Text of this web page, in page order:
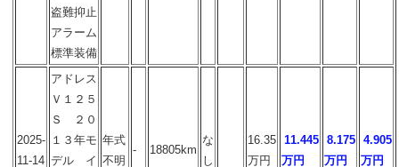
盗難抑止
アラーム
標準装備
2025-
11-14
アドレス
Ｖ１２５
Ｓ ２０
１３年モ
デル イ
年式
不明
- 18805km
な
し
16.35
万円
11.445
万円
8.175
万円
4.905
万円